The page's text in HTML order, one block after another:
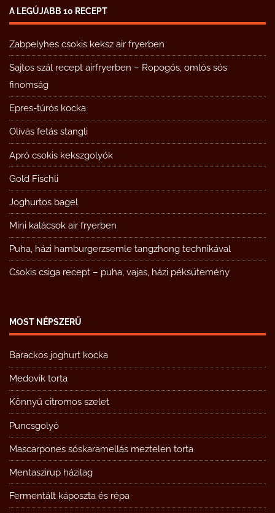
A LEGÚJABB 10 RECEPT
Zabpelyhes csokis keksz air fryerben
Sajtos szál recept airfryerben – Ropogós, omlós sós
finomság
Epres-túrós kocka
Olívás fetás stangli
Apró csokis kekszgolyók
Gold Fischli
Joghurtos bagel
Mini kalácsok air fryerben
Puha, házi hamburgerzsemle tangzhong technikával
Csokis csiga recept – puha, vajas, házi péksütemény
MOST NÉPSZERŰ
Barackos joghurt kocka
Medovik torta
Könnyű citromos szelet
Puncsgolyó
Mascarpones sóskaramellás meztelen torta
Mentaszirup házilag
Fermentált káposzta és répa